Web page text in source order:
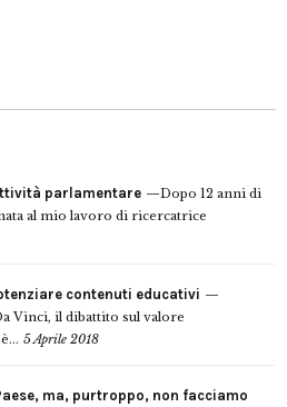
parlamentare
Dopo 12 anni di
al mio lavoro di ricercatrice
contenuti educativi
Vinci, il dibattito sul valore
5 Aprile 2018
ma, purtroppo, non facciamo